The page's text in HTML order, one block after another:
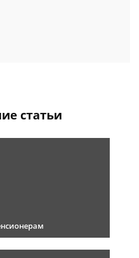
статьи